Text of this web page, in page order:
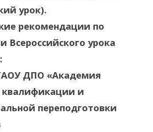
урок).
рекомендации по
Всероссийского урока
ДПО «Академия
и
переподготовки